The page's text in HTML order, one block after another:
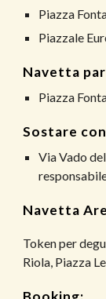
Piazza
Piazzale
Navetta
Piazza
Sostare
Via Vado
Navetta
Token per
Riola, Piazza